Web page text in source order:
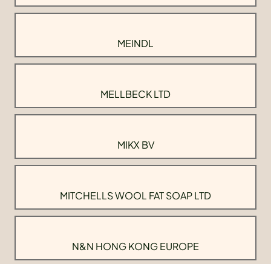
MEINDL
MELLBECK LTD
MIKX BV
MITCHELLS WOOL FAT SOAP LTD
N&N HONG KONG EUROPE